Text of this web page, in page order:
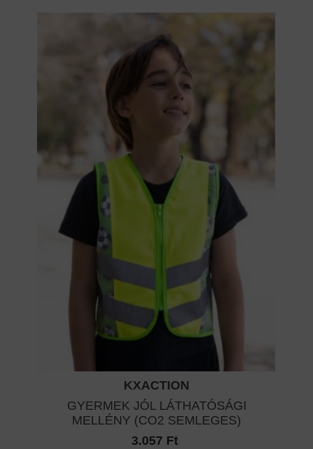
KXACTION
GYERMEK JÓL LÁTHATÓSÁGI
MELLÉNY (CO2 SEMLEGES)
3.057 Ft